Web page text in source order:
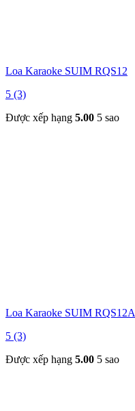
Loa Karaoke SUIM RQS12
5 (3)
Được xếp hạng 5.00 5 sao
Loa Karaoke SUIM RQS12A
5 (3)
Được xếp hạng 5.00 5 sao